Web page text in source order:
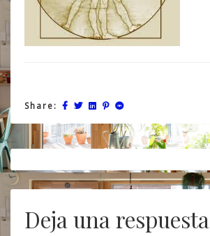
Share:
Post
navigation
Deja una respuesta